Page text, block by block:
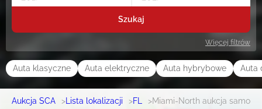
Szukaj
Więcej filtrów
Auta klasyczne Auta elektryczne Auta hybrybowe Auta
Aukcja SCA > Lista lokalizacji >FL >Miami-North aukcja